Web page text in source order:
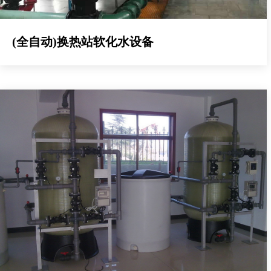
(全自动)换热站软化水设备